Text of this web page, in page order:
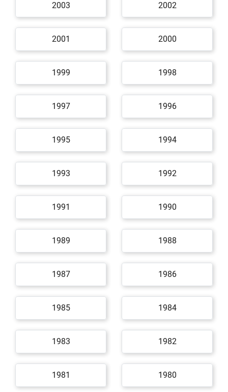
2003 2002
2001 2000
1999 1998
1997 1996
1995 1994
1993 1992
1991 1990
1989 1988
1987 1986
1985 1984
1983 1982
1981 1980